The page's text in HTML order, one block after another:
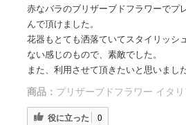
赤なバラのブリザーブドフラワーでプ
んで頂けました。
花器もとても洒落ていてスタイリッシ
ない感じのもので、素敵でした。
また、利用させて頂きたいと思いまし
商品： プリザーブドフラワー イタ
役に立った 0